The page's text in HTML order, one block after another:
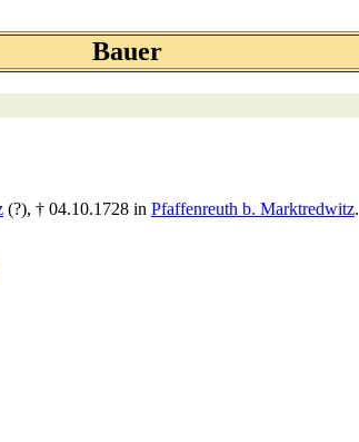
Bauer
(?), † 04.10.1728 in Pfaffenreuth b. Marktredwitz.